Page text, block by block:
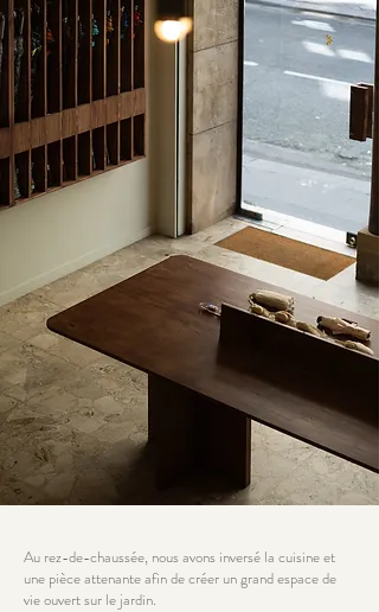
Au rez-de-chaussée, nous avons inversé la cuisine et
une pièce attenante afin de créer un grand espace de
vie ouvert sur le jardin.